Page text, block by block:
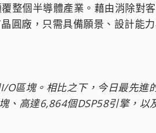
整個半導體產業。藉由消除對
廠，只需具備願景、設計能
區塊。相比之下，今日最先進
高達6,864個DSP58引擎，以